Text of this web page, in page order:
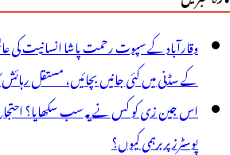
وقارآباد کے سپوت رحمت پاشا انسانیت کی
کے سڈنی میں کئی جانیں بچائیں، مستقل
اس جین زی کو کس نے یہ سب سکھایا؟
پوسٹرز پر برہمی کیوں؟